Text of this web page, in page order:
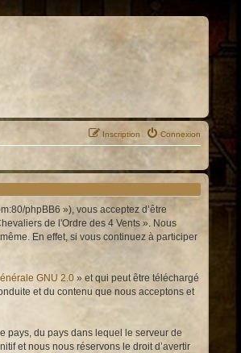
Connexion
Inscription
phpBB6 »), vous acceptez d’être
de l'Ordre des 4 Vents ». Nous
En effet, si vous continuez à participer
GNU 2.0 » et qui peut être téléchargé
et du contenu que nous acceptons et
pays, du pays dans lequel le serveur de
et nous nous réservons le droit d’avertir